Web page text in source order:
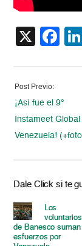
X
Post Previo:
¡Así fue el 9°
Instameet Global
Venezuela!
Dale Click si te
Los
voluntarios
de Banesco suman
esfuerzos por